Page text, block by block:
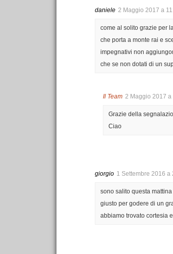
daniele 2 Maggio 2017 a
come al solito grazie per
che porta a monte rai e
impegnativi non
che se non dotati di un
Il Team 2 Maggio 2017 a
Grazie della
Ciao
giorgio 1 Settembre 2016 a
sono salito questa
giusto per godere di un
abbiamo trovato cortesia